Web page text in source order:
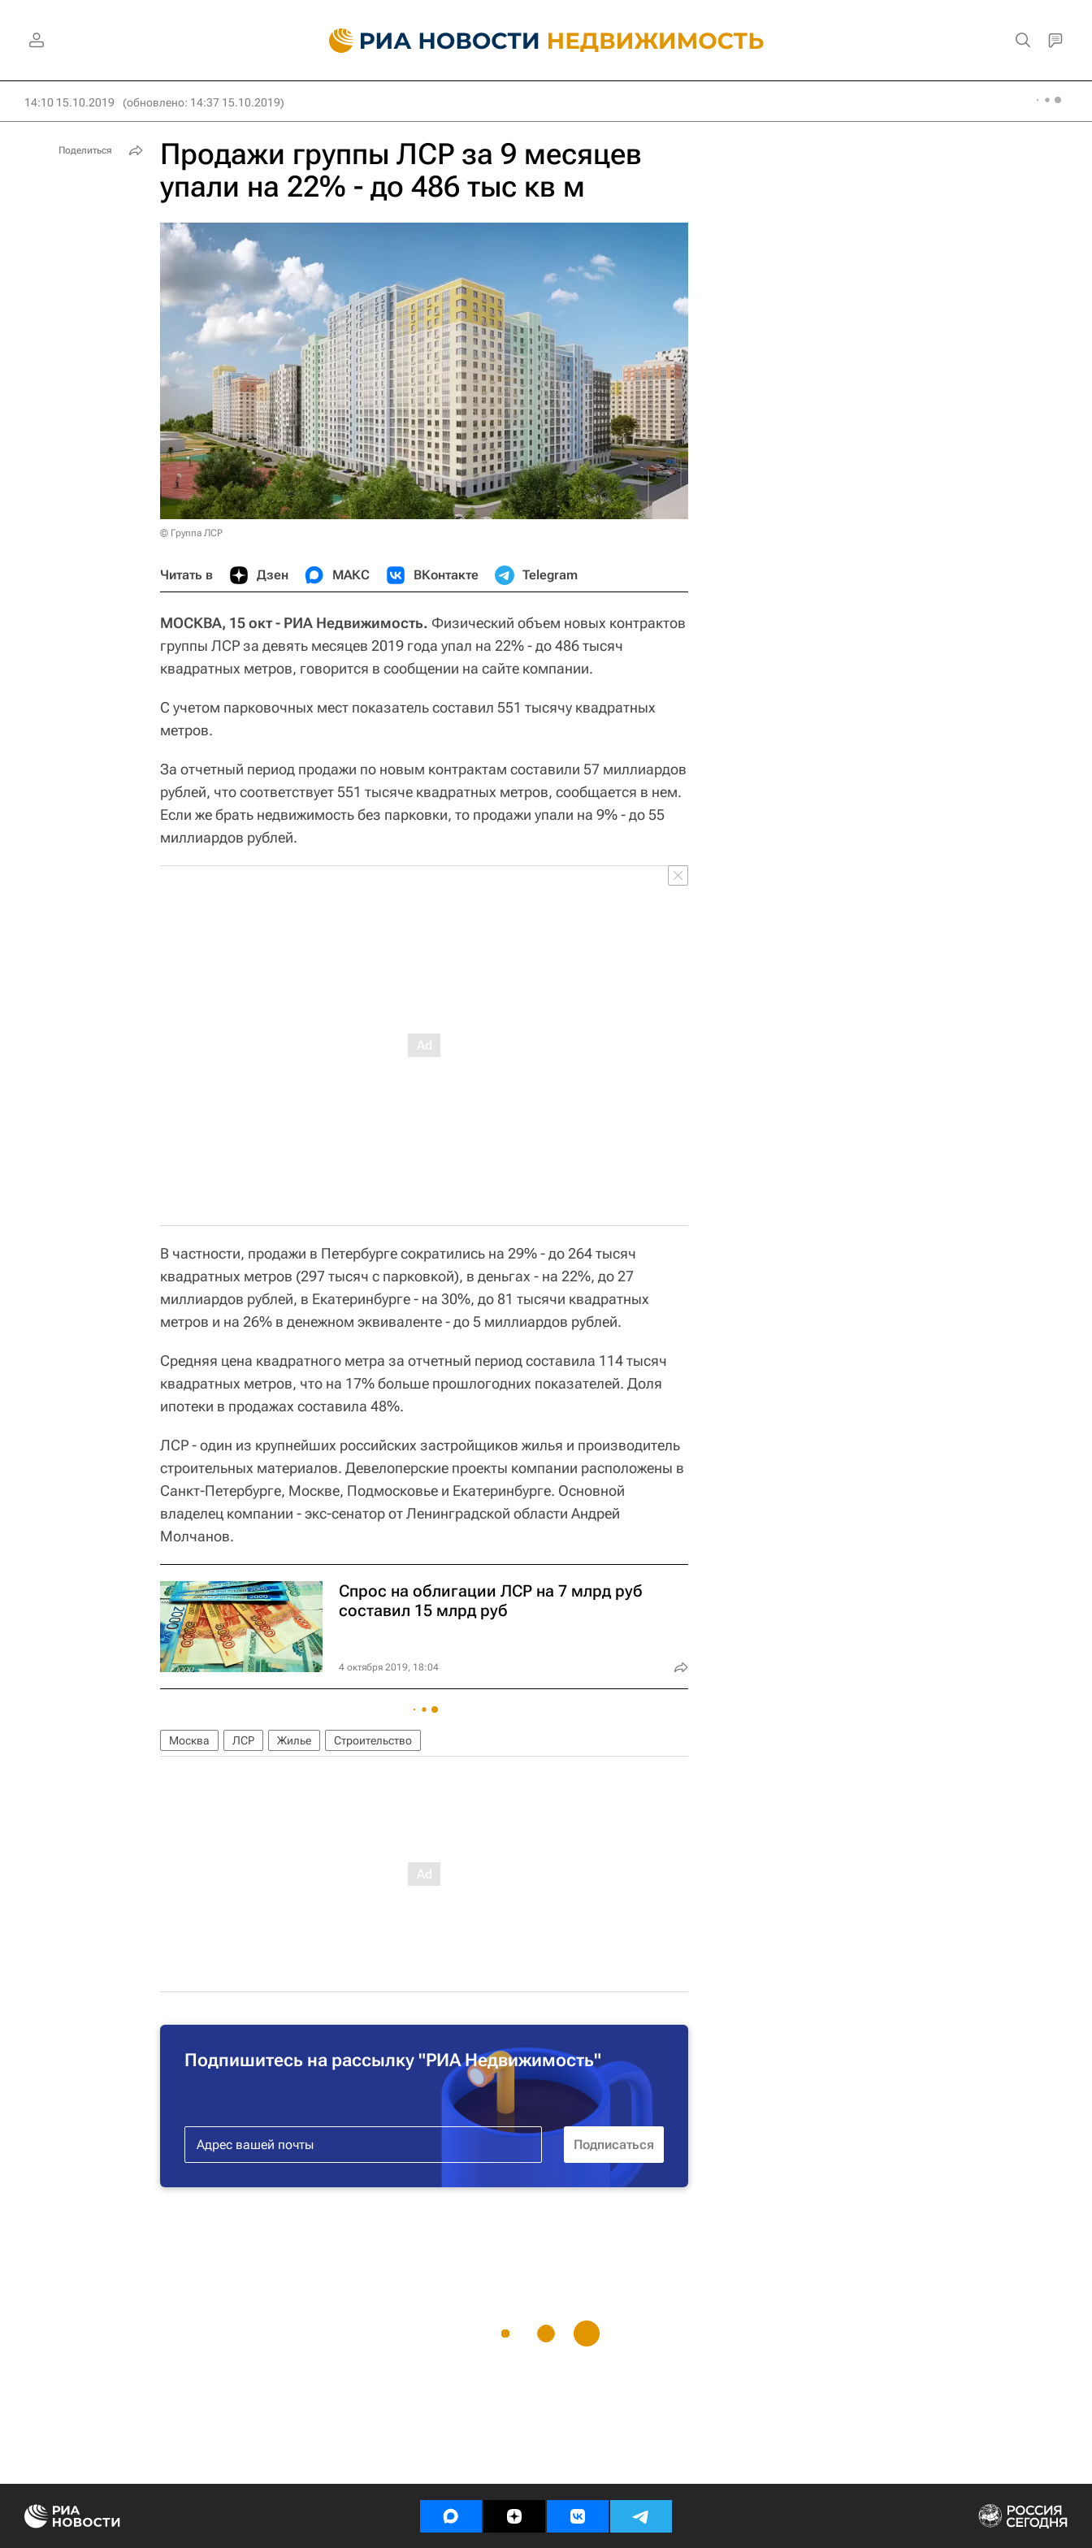
14:10 15.10.2019 (обновлено: 14:37 15.10.2019)
Продажи группы ЛСР за 9 месяцев
упали на 22% - до 486 тыс кв м
© Группа ЛСР
Читать в Дзен МАКС ВКонтакте Telegram
МОСКВА, 15 окт - РИА Недвижимость. Физический объем новых контрактов
группы ЛСР за девять месяцев 2019 года упал на 22% - до 486 тысяч
квадратных метров, говорится в сообщении на сайте компании.
С учетом парковочных мест показатель составил 551 тысячу квадратных
метров.
За отчетный период продажи по новым контрактам составили 57 миллиардов
рублей, что соответствует 551 тысяче квадратных метров, сообщается в нем.
Если же брать недвижимость без парковки, то продажи упали на 9% - до 55
миллиардов рублей.
В частности, продажи в Петербурге сократились на 29% - до 264 тысяч
квадратных метров (297 тысяч с парковкой), в деньгах - на 22%, до 27
миллиардов рублей, в Екатеринбурге - на 30%, до 81 тысячи квадратных
метров и на 26% в денежном эквиваленте - до 5 миллиардов рублей.
Средняя цена квадратного метра за отчетный период составила 114 тысяч
квадратных метров, что на 17% больше прошлогодних показателей. Доля
ипотеки в продажах составила 48%.
ЛСР - один из крупнейших российских застройщиков жилья и производитель
строительных материалов. Девелоперские проекты компании расположены в
Санкт-Петербурге, Москве, Подмосковье и Екатеринбурге. Основной
владелец компании - экс-сенатор от Ленинградской области Андрей
Молчанов.
Спрос на облигации ЛСР на 7 млрд руб
составил 15 млрд руб
4 октября 2019, 18:04
Москва ЛСР Жилье Строительство
Подпишитесь на рассылку "РИА Недвижимость"
Поделиться